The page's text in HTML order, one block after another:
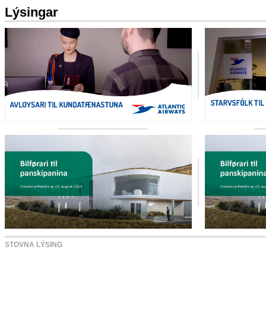
Lýsingar
STOVNA LÝSING